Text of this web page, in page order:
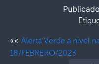
«« Alerta Verde a nivel
18/FEBRERO/2023